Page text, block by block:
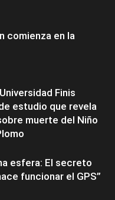
comienza en la
Finis
estudio que revela
muerte del Niño
esfera: El secreto
funcionar el GPS”